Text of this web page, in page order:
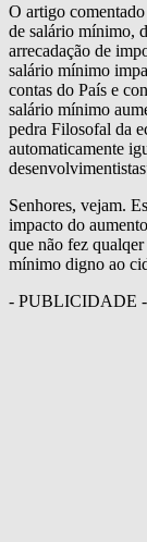
O artigo
de salário mínimo,
arrecadação de
salário mínimo
contas do País e
salário mínimo
pedra Filosofal da
automaticamente
Senhores, vejam.
impacto do
que não fez
mínimo digno ao
- PUBLICIDADE -